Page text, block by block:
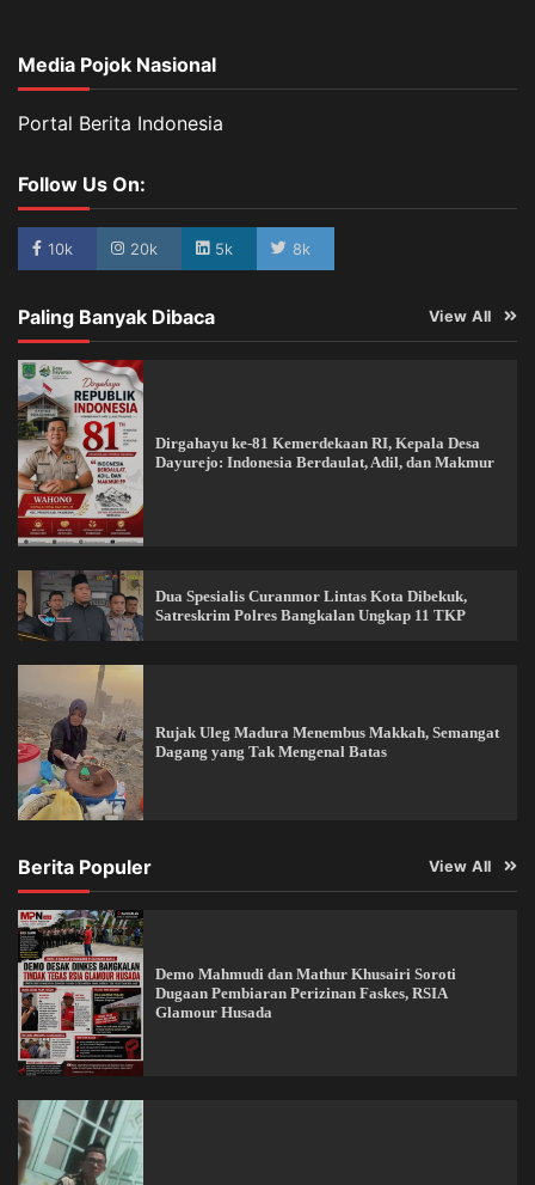
Media Pojok Nasional
Portal Berita Indonesia
Follow Us On:
10k 20k 5k 8k
Paling Banyak Dibaca View All
Dirgahayu ke-81 Kemerdekaan RI, Kepala Desa
Dayurejo: Indonesia Berdaulat, Adil, dan Makmur
Dua Spesialis Curanmor Lintas Kota Dibekuk,
Satreskrim Polres Bangkalan Ungkap 11 TKP
Rujak Uleg Madura Menembus Makkah, Semangat
Dagang yang Tak Mengenal Batas
Berita Populer View All
Demo Mahmudi dan Mathur Khusairi Soroti
Dugaan Pembiaran Perizinan Faskes, RSIA
Glamour Husada